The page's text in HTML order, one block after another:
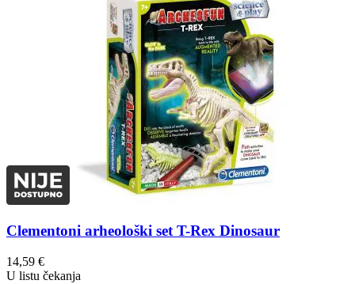
Clementoni arheološki set T-Rex Dinosaur
14,59 €
U listu čekanja